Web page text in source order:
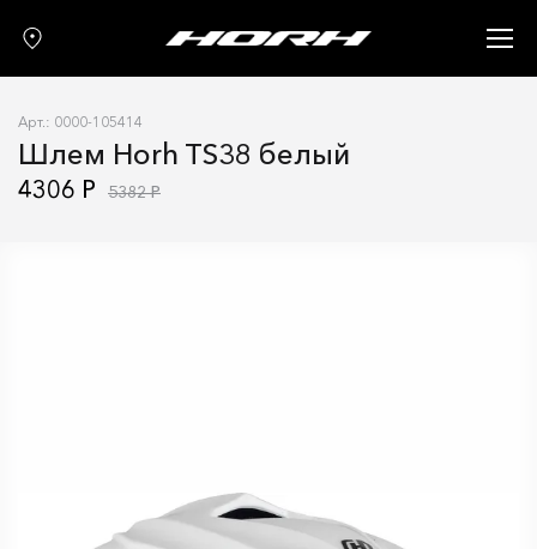
Запчасти
Аксессуары
О нас
Гарантия
Арт.: 0000-105414
Шлем Horh TS38 белый
4306 Р 5382 Р